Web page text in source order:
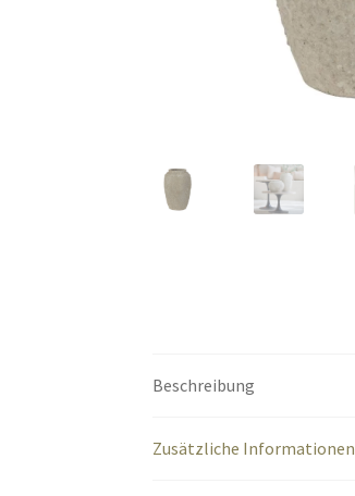
Beschreibung
Zusätzliche Informationen